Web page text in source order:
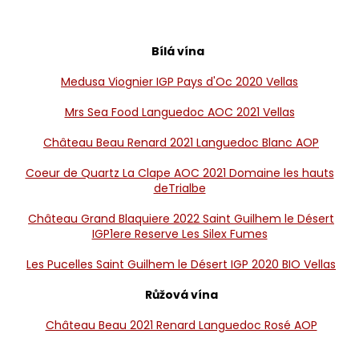
Bílá vína
Medusa Viognier IGP Pays d'Oc 2020 Vellas
Mrs Sea Food Languedoc AOC 2021 Vellas
Château Beau Renard 2021 Languedoc Blanc AOP
Coeur de Quartz La Clape AOC 2021 Domaine les hauts
deTrialbe
Château Grand Blaquiere 2022 Saint Guilhem le Désert
IGP1ere Reserve Les Silex Fumes
Les Pucelles Saint Guilhem le Désert IGP 2020 BIO Vellas
Růžová vína
Château Beau 2021 Renard Languedoc Rosé AOP